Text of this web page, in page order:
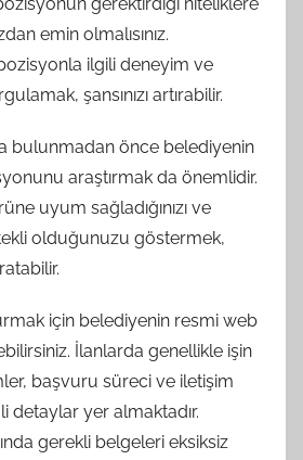
emin olmalısınız.
ilgili deneyim ve
şansınızı artırabilir.
bulunmadan önce belediyenin
araştırmak da önemlidir.
uyum sağladığınızı ve
olduğunuzu göstermek,
için belediyenin resmi web
İlanlarda genellikle işin
başvuru süreci ve iletişim
detaylar yer almaktadır.
gerekli belgeleri eksiksiz